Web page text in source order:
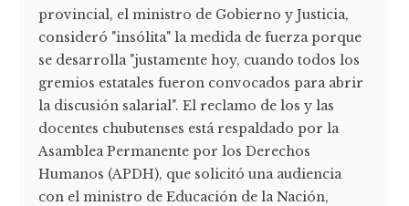
provincial, el ministro de Gobierno y Justicia,
consideró "insólita" la medida de fuerza porque
se desarrolla "justamente hoy, cuando todos los
gremios estatales fueron convocados para abrir
la discusión salarial". El reclamo de los y las
docentes chubutenses está respaldado por la
Asamblea Permanente por los Derechos
Humanos (APDH), que solicitó una audiencia
con el ministro de Educación de la Nación,